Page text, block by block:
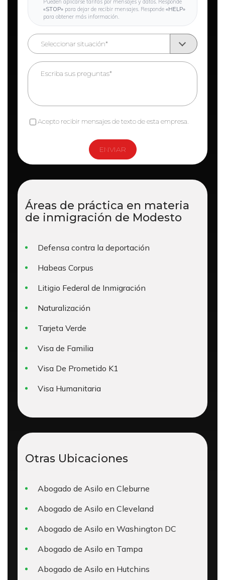
Pueden aplicarse tarifas por mensajes y datos. Responde
«STOP» para dejar de recibir mensajes. Responde «HELP»
para obtener más información.
Acepto recibir mensajes de texto de esta empresa.
Áreas de práctica en materia
de inmigración de Modesto
Defensa contra la deportación
Habeas Corpus
Litigio Federal de Inmigración
Naturalización
Tarjeta Verde
Visa de Familia
Visa De Prometido K1
Visa Humanitaria
Otras Ubicaciones
Abogado de Asilo en Cleburne
Abogado de Asilo en Cleveland
Abogado de Asilo en Washington DC
Abogado de Asilo en Tampa
Abogado de Asilo en Hutchins